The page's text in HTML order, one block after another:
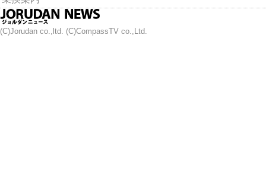
(C)Jorudan co.,ltd. (C)CompassTV co.,Ltd.